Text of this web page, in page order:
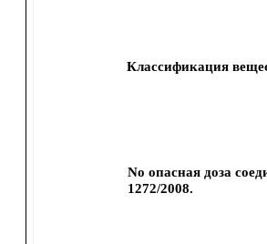
Классификация
No опасная доза
1272/2008.